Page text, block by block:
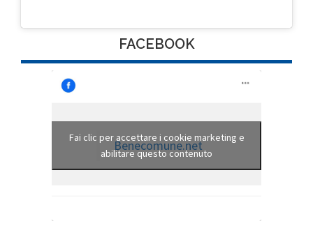
FACEBOOK
Benecomune.net
Fai clic per accettare i cookie marketing e
abilitare questo contenuto